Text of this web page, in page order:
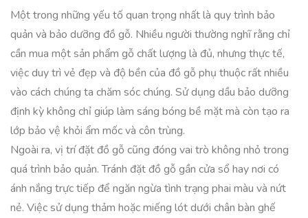
Một trong những yếu tố quan trọng nhất là quy trình bảo
quản và bảo dưỡng đồ gỗ. Nhiều người thường nghĩ rằng chỉ
cần mua một sản phẩm gỗ chất lượng là đủ, nhưng thực tế,
việc duy trì vẻ đẹp và độ bền của đồ gỗ phụ thuộc rất nhiều
vào cách chúng ta chăm sóc chúng. Sử dụng dầu bảo dưỡng
định kỳ không chỉ giúp làm sáng bóng bề mặt mà còn tạo ra
lớp bảo vệ khỏi ẩm mốc và côn trùng.
Ngoài ra, vị trí đặt đồ gỗ cũng đóng vai trò không nhỏ trong
quá trình bảo quản. Tránh đặt đồ gỗ gần cửa sổ hay nơi có
ánh nắng trực tiếp để ngăn ngừa tình trạng phai màu và nứt
nẻ. Việc sử dụng thảm hoặc miếng lót dưới chân bàn ghế